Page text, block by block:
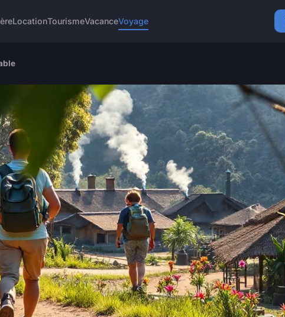
LocationTourismeVacanceVoyage